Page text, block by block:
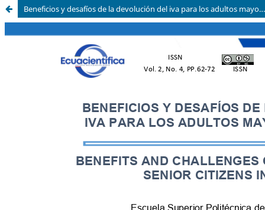
Beneficios y desafíos de la devolución del iva para los adultos mayores en Ecuador